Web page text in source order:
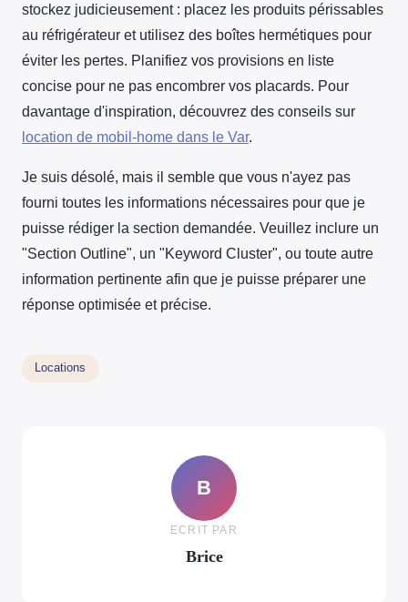
stockez judicieusement : placez les produits périssables
au réfrigérateur et utilisez des boîtes hermétiques pour
éviter les pertes. Planifiez vos provisions en liste
concise pour ne pas encombrer vos placards. Pour
davantage d'inspiration, découvrez des conseils sur
location de mobil-home dans le Var.
Je suis désolé, mais il semble que vous n'ayez pas
fourni toutes les informations nécessaires pour que je
puisse rédiger la section demandée. Veuillez inclure un
"Section Outline", un "Keyword Cluster", ou toute autre
information pertinente afin que je puisse préparer une
réponse optimisée et précise.
Locations
B
ECRIT PAR
Brice